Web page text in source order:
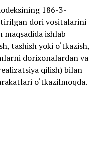
186-3-
dori vositalarini
maqsadida ishlab
tashish yoki o‘tkazish,
dorixonalardan va
qilish) bilan
o‘tkazilmoqda.